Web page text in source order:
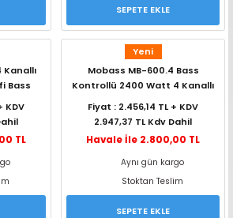
SEPETE EKLE
Bass
KDV
TL
Yeni
Mobass MB-600.4 Bass
Kontrollü 2400 Watt 4 Kanallı
Oto Amfi
Fiyat : 2.456,14 TL + KDV
2.947,37 TL Kdv Dahil
Havale İle 2.800,00 TL
Aynı gün kargo
Stoktan Teslim
SEPETE EKLE